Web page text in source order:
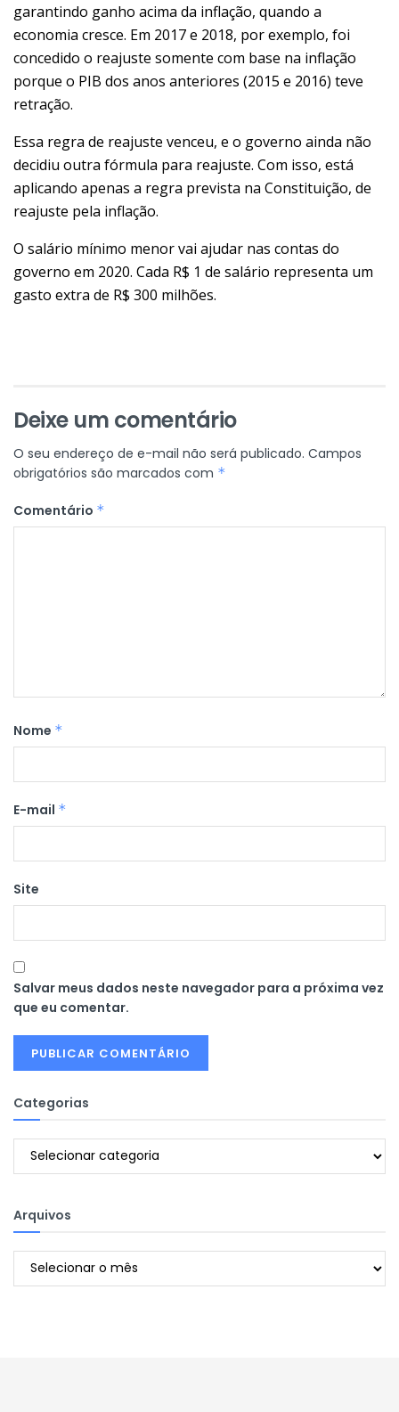
garantindo ganho acima da inflação, quando a
economia cresce. Em 2017 e 2018, por exemplo, foi
concedido o reajuste somente com base na inflação
porque o PIB dos anos anteriores (2015 e 2016) teve
retração.
Essa regra de reajuste venceu, e o governo ainda não
decidiu outra fórmula para reajuste. Com isso, está
aplicando apenas a regra prevista na Constituição, de
reajuste pela inflação.
O salário mínimo menor vai ajudar nas contas do
governo em 2020. Cada R$ 1 de salário representa um
gasto extra de R$ 300 milhões.
Deixe um comentário
O seu endereço de e-mail não será publicado. Campos
obrigatórios são marcados com *
Comentário *
Nome *
E-mail *
Site
Salvar meus dados neste navegador para a próxima vez
que eu comentar.
Categorias
Categorias
Arquivos
Arquivos